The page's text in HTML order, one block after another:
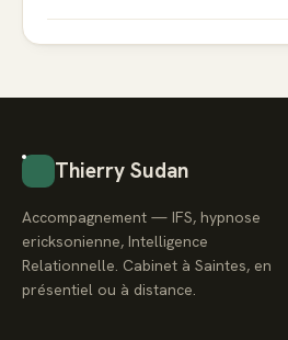
Thierry Sudan
Accompagnement — IFS, hypnose
ericksonienne, Intelligence
Relationnelle. Cabinet à Saintes, en
présentiel ou à distance.